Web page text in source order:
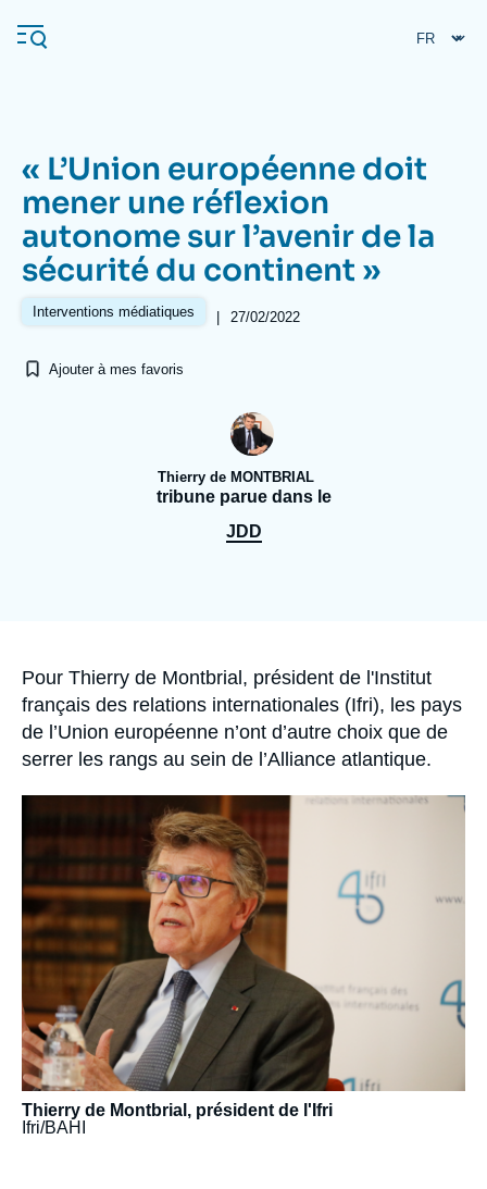
au
contenu
Navigation
principale
L'Ifri
Analyses
Se connecter
« L’Union européenne doit
mener une réflexion
autonome sur l’avenir de la
sécurité du continent »
Interventions médiatiques | 27/02/2022
Ajouter à mes favoris
Thierry de MONTBRIAL
tribune parue dans le
JDD
Accroche
Pour Thierry de Montbrial, président de l'Institut
français des relations internationales (Ifri), les pays
de l’Union européenne n’ont d’autre choix que de
serrer les rangs au sein de l’Alliance atlantique.
médiatique
Thierry de Montbrial, président de l'Ifri
Ifri/BAHI